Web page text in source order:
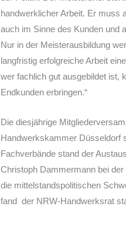
handwerklicher Arbeit. Er muss
auch im Sinne des Kunden und
Nur in der Meisterausbildung
langfristig erfolgreiche Arbeit
wer fachlich gut ausgebildet ist,
Endkunden erbringen.“
Die diesjährige
Handwerkskammer Düsseldorf
Fachverbände stand der
Christoph Dammermann bei
die mittelstandspolitischen
fand der NRW-Handwerksrat